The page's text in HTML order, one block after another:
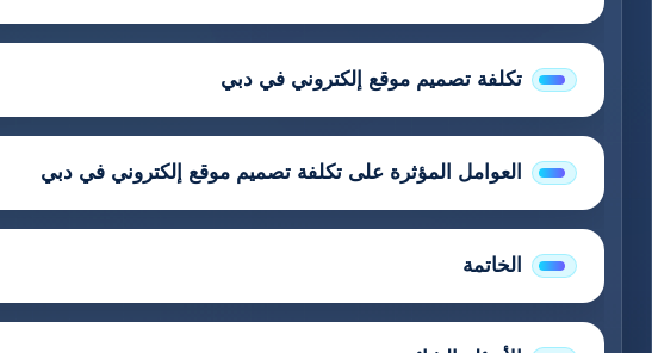
تكلفة تصميم موقع إلكتروني في دبي
العوامل المؤثرة على تكلفة تصميم موقع إلكتروني في دبي
الخاتمة